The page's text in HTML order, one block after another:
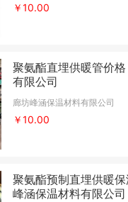
￥10.00
聚氨酯直埋供暖管价
有限公司
廊坊峰涵保温材料有限公司
￥10.00
聚氨酯预制直埋供暖
峰涵保温材料有限公司